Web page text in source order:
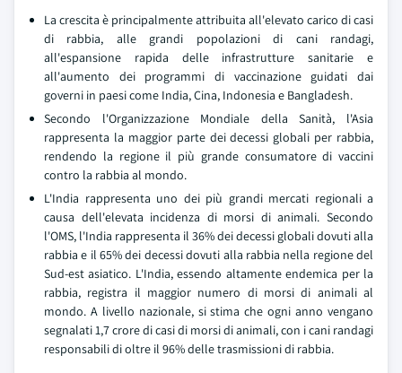
La crescita è principalmente attribuita all'elevato carico di casi
di rabbia, alle grandi popolazioni di cani randagi,
all'espansione rapida delle infrastrutture sanitarie e
all'aumento dei programmi di vaccinazione guidati dai
governi in paesi come India, Cina, Indonesia e Bangladesh.
Secondo l'Organizzazione Mondiale della Sanità, l'Asia
rappresenta la maggior parte dei decessi globali per rabbia,
rendendo la regione il più grande consumatore di vaccini
contro la rabbia al mondo.
L'India rappresenta uno dei più grandi mercati regionali a
causa dell'elevata incidenza di morsi di animali. Secondo
l'OMS, l'India rappresenta il 36% dei decessi globali dovuti alla
rabbia e il 65% dei decessi dovuti alla rabbia nella regione del
Sud-est asiatico. L'India, essendo altamente endemica per la
rabbia, registra il maggior numero di morsi di animali al
mondo. A livello nazionale, si stima che ogni anno vengano
segnalati 1,7 crore di casi di morsi di animali, con i cani randagi
responsabili di oltre il 96% delle trasmissioni di rabbia.